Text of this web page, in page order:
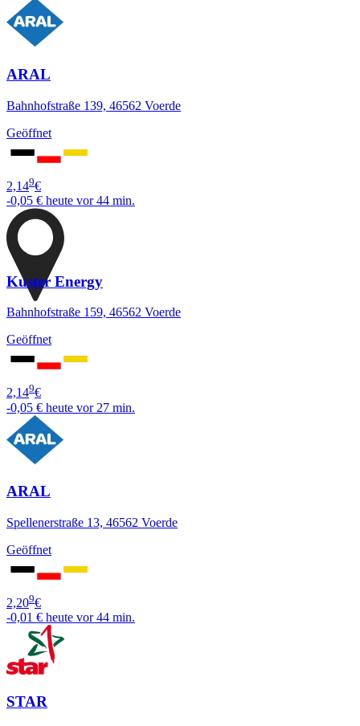
ARAL
Bahnhofstraße 139, 46562 Voerde
Geöffnet
2,149€
-0,05 € heute vor 44 min.
Kuster Energy
Bahnhofstraße 159, 46562 Voerde
Geöffnet
2,149€
-0,05 € heute vor 27 min.
ARAL
Spellenerstraße 13, 46562 Voerde
Geöffnet
2,209€
-0,01 € heute vor 44 min.
STAR